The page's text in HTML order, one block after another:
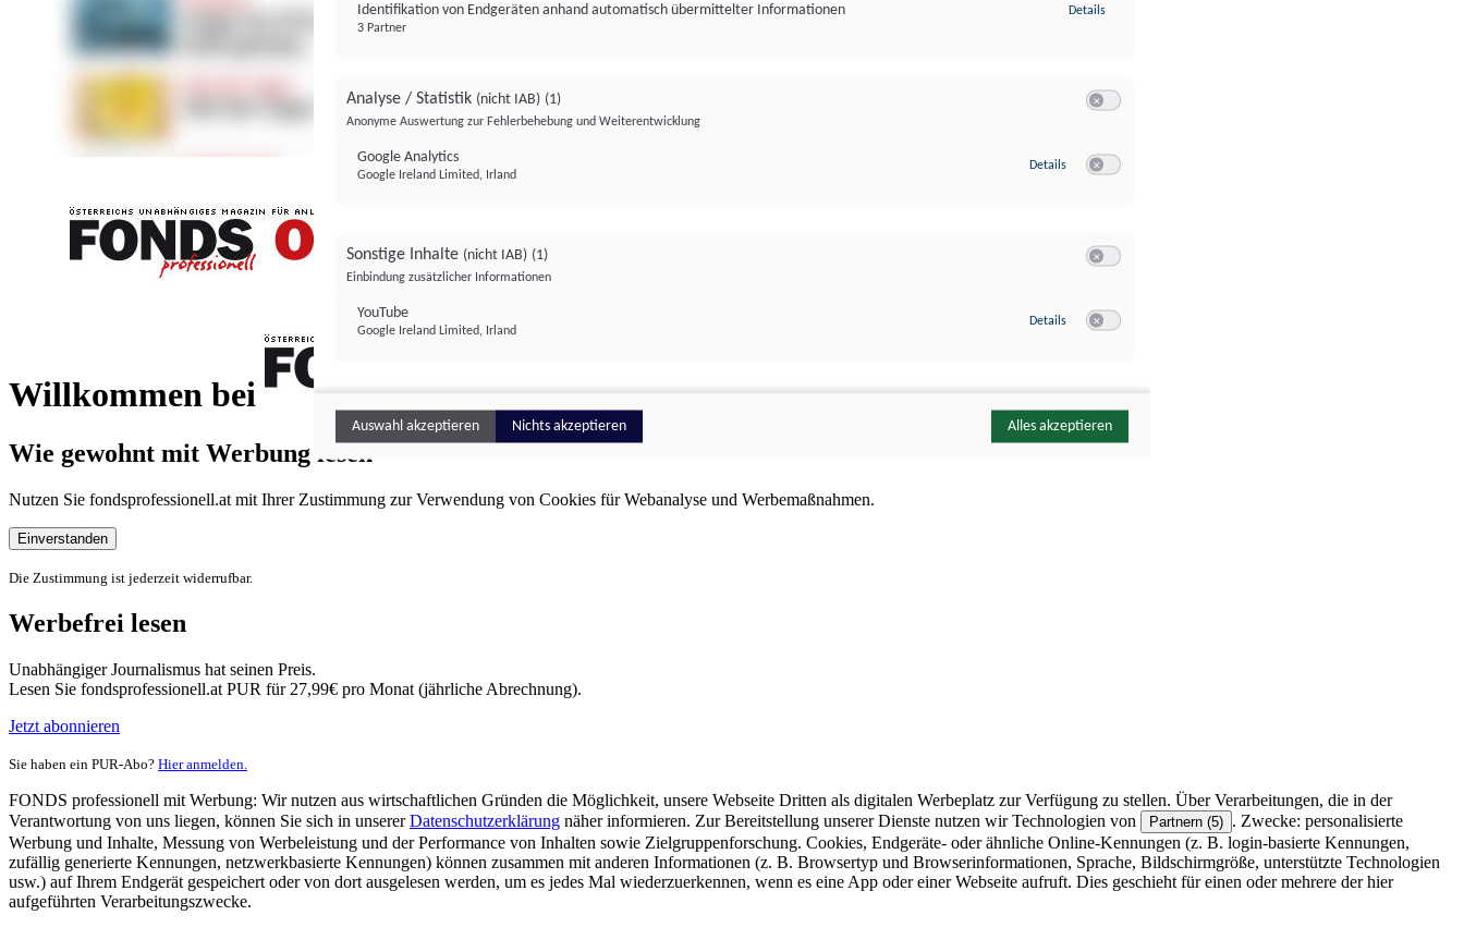
Willkommen bei
FONDS professionell
Wie gewohnt mit Werbung lesen
Nutzen Sie fondsprofessionell.at mit Ihrer Zustimmung zur Verwendung von Cookies für Webanalyse und Werbemaßnahmen.
Einverstanden
Die Zustimmung ist jederzeit widerrufbar.
Werbefrei lesen
Unabhängiger Journalismus hat seinen Preis.
Lesen Sie fondsprofessionell.at PUR für 27,99€ pro Monat (jährliche Abrechnung).
Jetzt abonnieren
Sie haben ein PUR-Abo? Hier anmelden.
FONDS professionell mit Werbung: Wir nutzen aus wirtschaftlichen Gründen die Möglichkeit, unsere Webseite Dritten als digitalen Werbeplatz zur Verfügung zu stellen. Über Verarbeitungen, die in der
Verantwortung von uns liegen, können Sie sich in unsererDatenschutzerklärung näher informieren. Zur Bereitstellung unserer Dienste nutzen wir Technologien von Partnern (5) . Zwecke: personalisierte
Werbung und Inhalte, Messung von Werbeleistung und der Performance von Inhalten sowie Zielgruppenforschung. Cookies, Endgeräte- oder ähnliche Online-Kennungen (z. B. login-basierte Kennungen,
zufällig generierte Kennungen, netzwerkbasierte Kennungen) können zusammen mit anderen Informationen (z. B. Browsertyp und Browserinformationen, Sprache, Bildschirmgröße, unterstützte Technologien
usw.) auf Ihrem Endgerät gespeichert oder von dort ausgelesen werden, um es jedes Mal wiederzuerkennen, wenn es eine App oder einer Webseite aufruft. Dies geschieht für einen oder mehrere der hier
aufgeführten Verarbeitungszwecke.
Identifikation von Endgeräten anhand automatisch übermittelter Informationen
3 Partner
Details
Analyse / Statistik (nicht IAB) (1)
Anonyme Auswertung zur Fehlerbehebung und Weiterentwicklung
Google Analytics
Google Ireland Limited, Irland
Details zu Google Analytics
Sonstige Inhalte (nicht IAB) (1)
Einbindung zusätzlicher Informationen
YouTube
Google Ireland Limited, Irland
Details zu YouTube
Auswahl akzeptieren Nichts akzeptieren Alles akzeptieren